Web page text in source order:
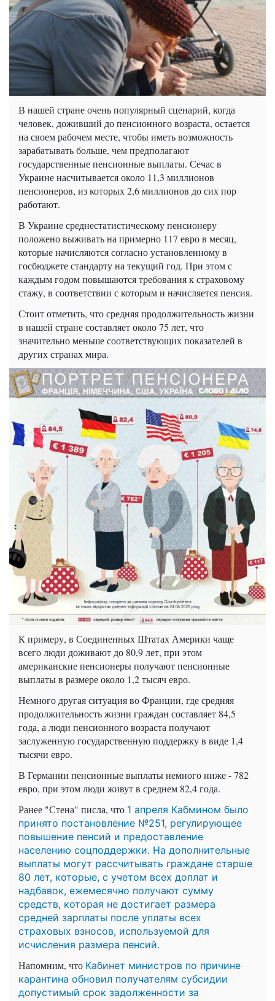
В нашей стране очень популярный сценарий, когда
человек, доживший до пенсионного возраста, остается
на своем рабочем месте, чтобы иметь возможность
зарабатывать больше, чем предполагают
государственные пенсионные выплаты. Сечас в
Украине насчитывается около 11,3 миллионов
пенсионеров, из которых 2,6 миллионов до сих пор
работают.
В Украине среднестатистическому пенсионеру
положено выживать на примерно 117 евро в месяц,
которые начисляются согласно установленному в
госбюджете стандарту на текущий год. При этом с
каждым годом повышаются требования к страховому
стажу, в соответствии с которым и начисляется пенсия.
Стоит отметить, что средняя продолжительность жизни
в нашей стране составляет около 75 лет, что
значительно меньше соответствующих показателей в
других странах мира.
К примеру, в Соединенных Штатах Америки чаще
всего люди доживают до 80,9 лет, при этом
американские пенсионеры получают пенсионные
выплаты в размере около 1,2 тысяч евро.
Немного другая ситуация во Франции, где средняя
продолжительность жизни граждан составляет 84,5
года, а люди пенсионного возраста получают
заслуженную государственную поддержку в виде 1,4
тысячи евро.
В Германии пенсионные выплаты немного ниже - 782
евро, при этом люди живут в среднем 82,4 года.
Ранее "Стена" писла, что 1 апреля Кабмином было
принято постановление №251, регулирующее
повышение пенсий и предоставление
населению соцподдержки. На дополнительные
выплаты могут рассчитывать граждане старше
80 лет, которые, с учетом всех доплат и
надбавок, ежемесячно получают сумму
средств, которая не достигает размера
средней зарплаты после уплаты всех
страховых взносов, используемой для
исчисления размера пенсий.
Напомним, что Кабинет министров по причине
карантина обновил получателям субсидии
допустимый срок задолженности за